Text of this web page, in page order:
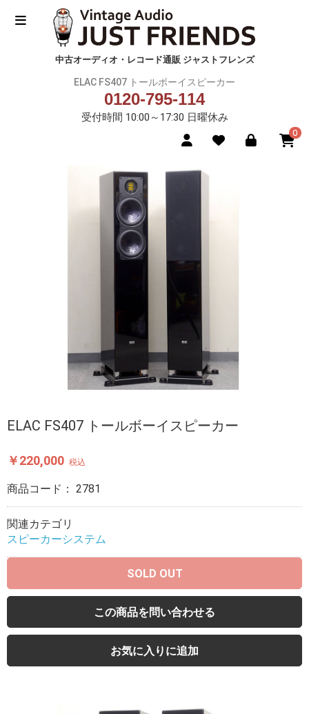
中古オーディオ・レコード通販 ジャストフレンズ
ELAC FS407 トールボーイスピーカー
0120-795-114
受付時間 10:00～17:30 日曜休み
0
ELAC FS407 トールボーイスピーカー
￥220,000 税込
商品コード： 2781
関連カテゴリ
スピーカーシステム
SOLD OUT
この商品を問い合わせる
お気に入りに追加